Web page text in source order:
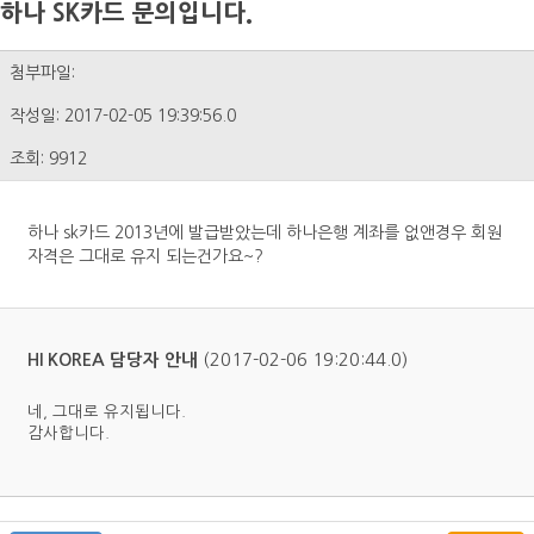
하나 SK카드 문의입니다.
첨부파일:
작성일: 2017-02-05 19:39:56.0
조회: 9912
하나 sk카드 2013년에 발급받았는데 하나은행 계좌를 없앤경우 회원
자격은 그대로 유지 되는건가요~?
HI KOREA 담당자 안내 (2017-02-06 19:20:44.0)
네, 그대로 유지됩니다.
감사합니다.